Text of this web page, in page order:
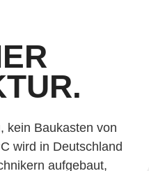
kein Baukasten von
wird in Deutschland
aufgebaut,